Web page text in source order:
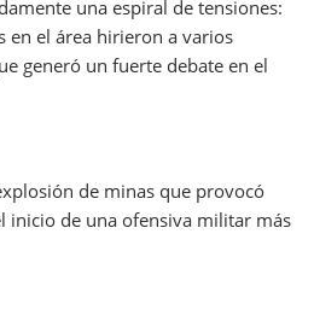
una espiral de tensiones:
en el área hirieron a varios
generó un fuerte debate en el
de minas que provocó
inicio de una ofensiva militar más